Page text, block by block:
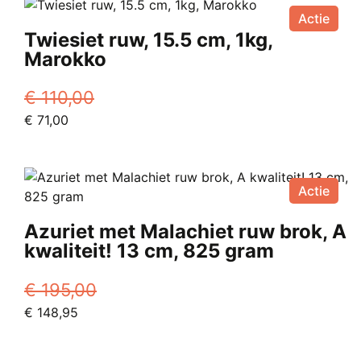
€ 22,00.€ 12,50.
Actie
Twiesiet ruw, 15.5 cm, 1kg,
Marokko
€110,00
Oorspronkelijke
€ 110,00.
€ 71,00
€ 71,00.
Actie
Azuriet met Malachiet ruw brok, A
kwaliteit! 13 cm, 825 gram
€195,00
Oorspronkelijke
€ 148,95